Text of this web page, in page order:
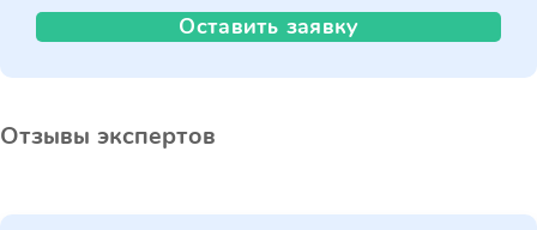
Оставить заявку
Отзывы экспертов